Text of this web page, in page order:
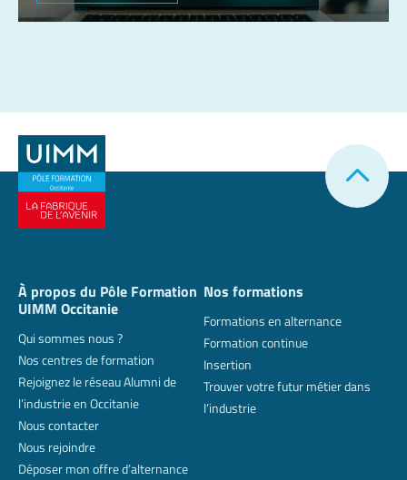
À propos du Pôle Formation
UIMM Occitanie
Qui sommes nous ?
Nos centres de formation
Rejoignez le réseau Alumni de
l’industrie en Occitanie
Nous contacter
Nous rejoindre
Déposer mon offre d’alternance
Nos formations
Formations en alternance
Formation continue
Insertion
Trouver votre futur métier dans
l’industrie